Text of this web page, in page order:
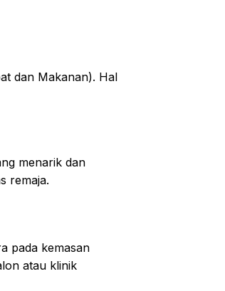
dan Makanan). Hal
menarik dan
remaja.
pada kemasan
atau klinik